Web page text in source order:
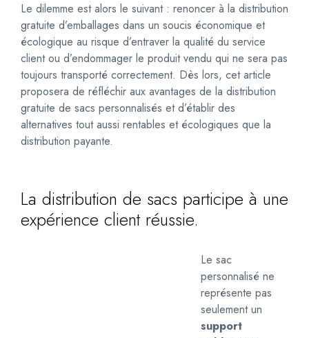
Le dilemme est alors le suivant : renoncer à la distribution
gratuite d’emballages dans un soucis économique et
écologique au risque d’entraver la qualité du service
client ou d’endommager le produit vendu qui ne sera pas
toujours transporté correctement. Dès lors, cet article
proposera de réfléchir aux avantages de la distribution
gratuite de sacs personnalisés et d’établir des
alternatives tout aussi rentables et écologiques que la
distribution payante.
La distribution de sacs participe à une
expérience client réussie.
Le sac
personnalisé ne
représente pas
seulement un
support